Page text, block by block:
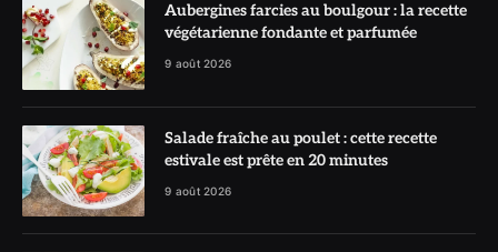
Aubergines farcies au boulgour : la recette
végétarienne fondante et parfumée
9 août 2026
Salade fraîche au poulet : cette recette
estivale est prête en 20 minutes
9 août 2026